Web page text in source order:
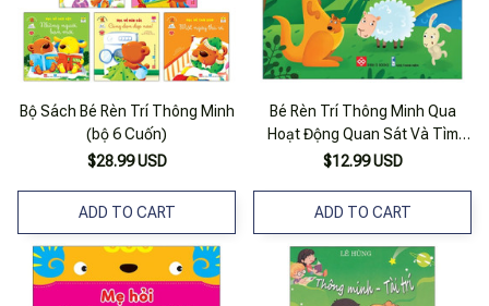
Bộ Sách Bé Rèn Trí Thông Minh
(bộ 6 Cuốn)
$28.99 USD
ADD TO CART
Bé Rèn Trí Thông Minh Qua
Hoạt Động Quan Sát Và Tìm
Kiếm - Các Loài Động Vật
$12.99 USD
ADD TO CART